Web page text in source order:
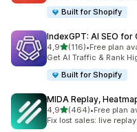
Built for Shopify
IndexGPT: AI SEO for
4,95 yıldız üzerinden
(116)
toplam 116•Free plan
Get AI Traffic & Rank
Built for Shopify
MIDA Replay,
4,95 yıldız üzerinden
(464)
toplam 464•Free plan
Fix lost sales: live